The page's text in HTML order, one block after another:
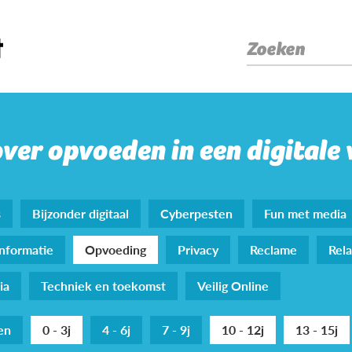
Zoeken
opvoeden in een digitale
Bijzonder digitaal Cyberpesten Fun met media
Opvoeding Privacy Reclame
Techniek en toekomst Veilig Online
0 - 3j 4 - 6j 7 - 9j 10 - 12j 13 - 15j